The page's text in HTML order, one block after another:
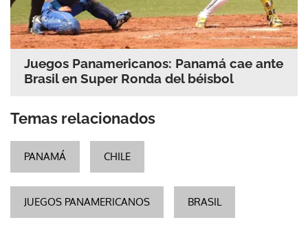
Juegos Panamericanos: Panamá cae ante
Brasil en Super Ronda del béisbol
Temas relacionados
PANAMÁ CHILE
JUEGOS PANAMERICANOS BRASIL